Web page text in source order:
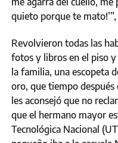
quieto porque te
Revolvieron todas las
fotos y libros en el piso
la familia, una escopeta
oro, que tiempo después
les aconsejó que no
que el hermano mayor
Tecnológica Nacional